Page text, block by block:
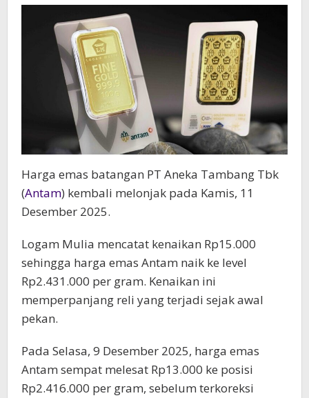
Gram
Harga emas batangan PT Aneka Tambang Tbk
(Antam) kembali melonjak pada Kamis, 11
Desember 2025.
Logam Mulia mencatat kenaikan Rp15.000
sehingga harga emas Antam naik ke level
Rp2.431.000 per gram. Kenaikan ini
memperpanjang reli yang terjadi sejak awal
pekan.
Pada Selasa, 9 Desember 2025, harga emas
Antam sempat melesat Rp13.000 ke posisi
Rp2.416.000 per gram, sebelum terkoreksi